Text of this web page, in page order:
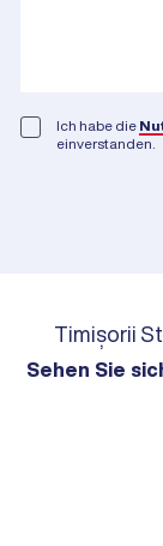
Timișorii
Sehen Sie
Ich habe die
einverstanden.